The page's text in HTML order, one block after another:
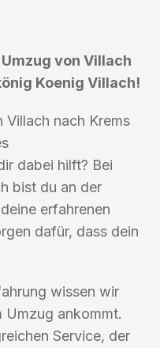
von Villach
Koenig Villach!
Villach nach Krems
dabei hilft? Bei
bist du an der
erfahrenen
dafür, dass dein
wissen wir
Umzug ankommt.
Service, der